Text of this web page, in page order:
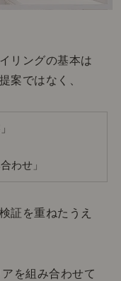
リングの基本は
案ではなく、
わせ」
証を重ねたうえ
を組み合わせて